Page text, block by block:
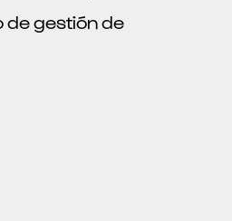
gestión de